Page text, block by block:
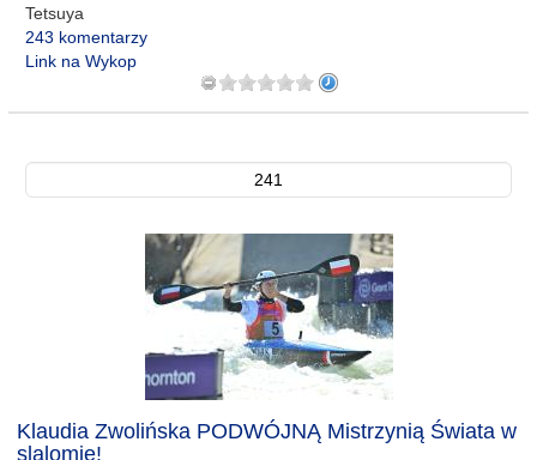
Tetsuya
243 komentarzy
Link na Wykop
241
Klaudia Zwolińska PODWÓJNĄ Mistrzynią Świata w
slalomie!